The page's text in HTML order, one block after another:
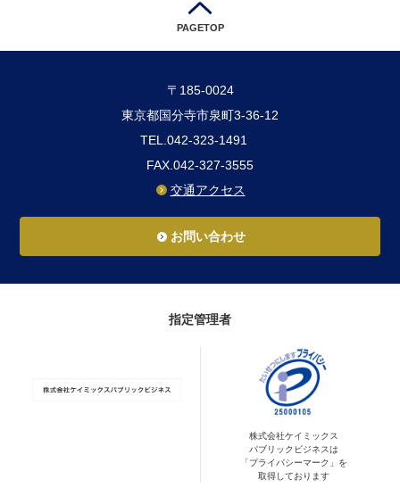
PAGETOP
〒185-0024
東京都国分寺市泉町3-36-12
TEL.042-323-1491
FAX.042-327-3555
交通アクセス
お問い合わせ
指定管理者
株式会社ケイミックス
パブリックビジネスは
「プライバシーマーク」を
取得しております